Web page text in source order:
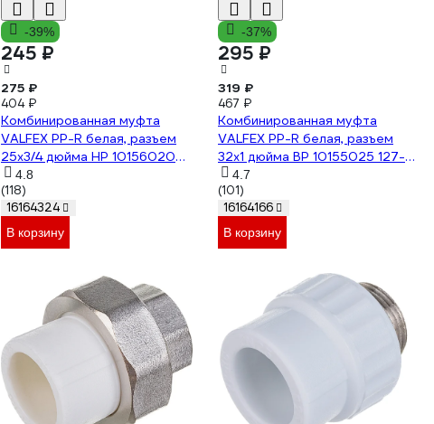
-39%
245 ₽
275 ₽
404 ₽
Комбинированная муфта
VALFEX PP-R белая, разъем
25х3/4 дюйма НР 10156020
127-0224
4.8
(118)
16164324
В корзину
-37%
295 ₽
319 ₽
467 ₽
Комбинированная муфта
VALFEX PP-R белая, разъем
32х1 дюйма ВР 10155025 127-
0215
4.7
(101)
16164166
В корзину